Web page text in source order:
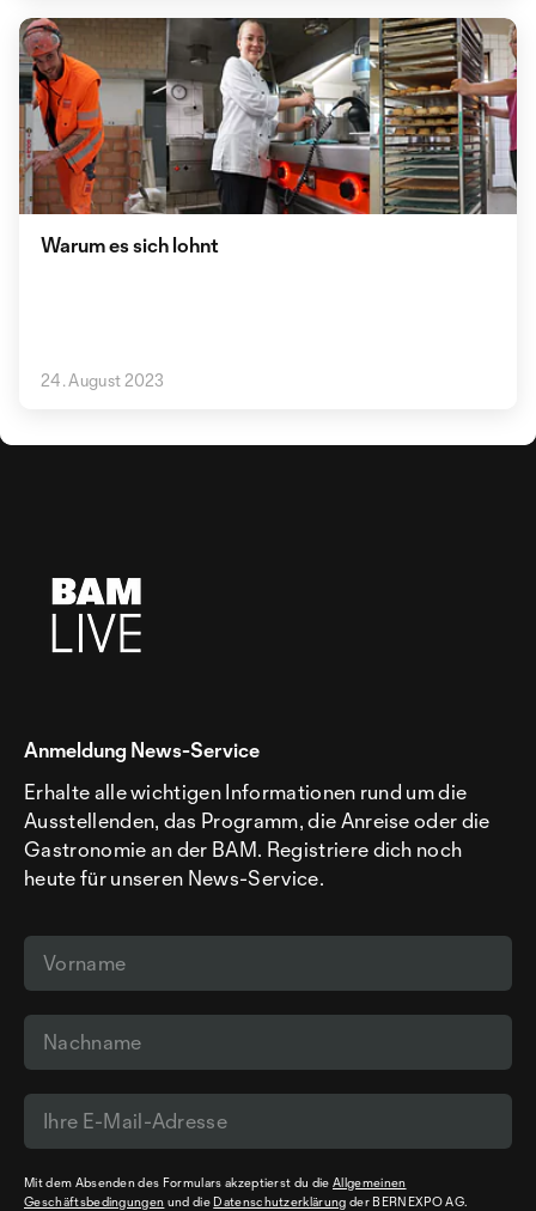
Warum es sich lohnt
24. August 2023
Anmeldung News-Service
Erhalte alle wichtigen Informationen rund um die
Ausstellenden, das Programm, die Anreise oder die
Gastronomie an der BAM. Registriere dich noch
heute für unseren News-Service.
Mit dem Absenden des Formulars akzeptierst du dieAllgemeinen
Geschäftsbedingungen und die Datenschutzerklärung der BERNEXPO AG.